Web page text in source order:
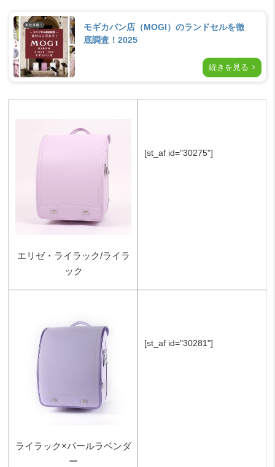
モギカバン店（MOGI）のランドセルを徹
底調査！2025
続きを見る
エリゼ・ライラック/ライラ
ック
[st_af id="30275"]
ライラック×パールラベンダ
ー
[st_af id="30281"]